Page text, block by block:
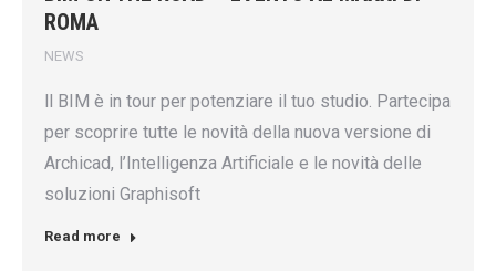
ROMA
NEWS
ll BIM è in tour per potenziare il tuo studio. Partecipa
per scoprire tutte le novità della nuova versione di
Archicad, l’Intelligenza Artificiale e le novità delle
soluzioni Graphisoft
Read more